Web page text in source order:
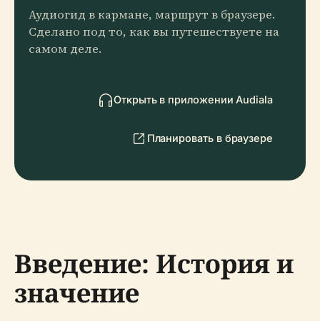
Аудиогид в кармане, маршрут в браузере.
Сделано под то, как вы путешествуете на
самом деле.
Открыть в приложении Audiala
Планировать в браузере
Введение: История и
значение